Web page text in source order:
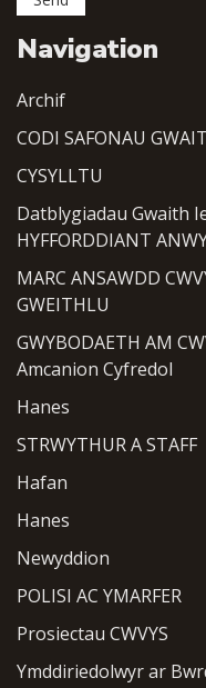
Navigation
Archif
CODI SAFONAU
CYSYLLTU
Datblygiadau Gwaith
HYFFORDDIANT
MARC ANSAWDD
GWEITHLU
GWYBODAETH AM
Amcanion Cyfredol
Hanes
STRWYTHUR A STAFF
Hafan
Hanes
Newyddion
POLISI AC YMARFER
Prosiectau CWVYS
Ymddiriedolwyr ar